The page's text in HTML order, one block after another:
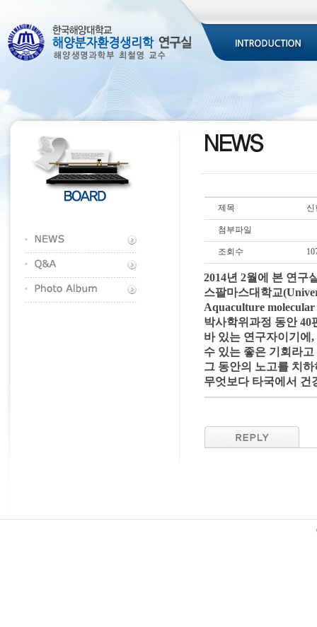
제목 신
첨부파일
조회수
2014년 2월에 본 연구
스팔마스대학교
Aquaculture
박사학위과정 동안
바 있는 연구자이기에
수 있는 좋은 기회라
그 동안의 노고를 치
무엇보다 타국에서 건